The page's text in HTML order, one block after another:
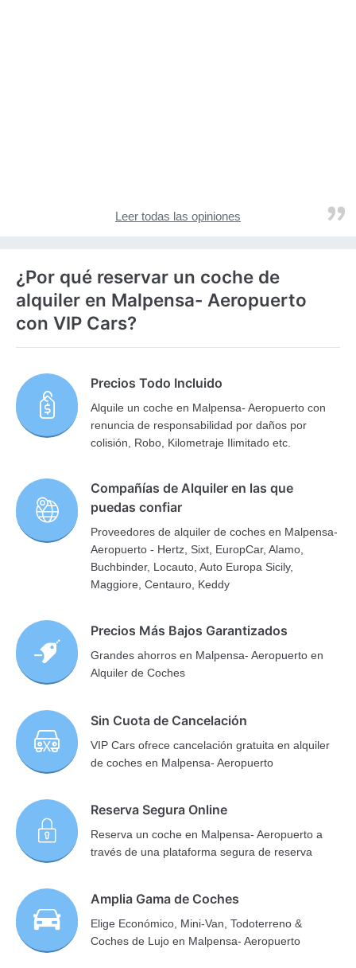
Leer todas las opiniones
¿Por qué reservar un coche de
alquiler en Malpensa- Aeropuerto
con VIP Cars?
Precios Todo Incluido
Alquile un coche en Malpensa- Aeropuerto con
renuncia de responsabilidad por daños por
colisión, Robo, Kilometraje Ilimitado etc.
Compañías de Alquiler en las que
puedas confiar
Proveedores de alquiler de coches en Malpensa-
Aeropuerto - Hertz, Sixt, EuropCar, Alamo,
Buchbinder, Locauto, Auto Europa Sicily,
Maggiore, Centauro, Keddy
Precios Más Bajos Garantizados
Grandes ahorros en Malpensa- Aeropuerto en
Alquiler de Coches
Sin Cuota de Cancelación
VIP Cars ofrece cancelación gratuita en alquiler
de coches en Malpensa- Aeropuerto
Reserva Segura Online
Reserva un coche en Malpensa- Aeropuerto a
través de una plataforma segura de reserva
Amplia Gama de Coches
Elige Económico, Mini-Van, Todoterreno &
Coches de Lujo en Malpensa- Aeropuerto